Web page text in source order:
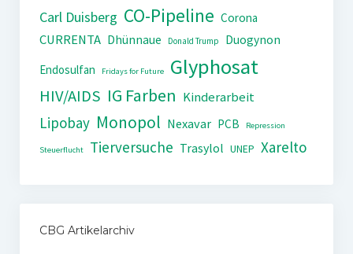
Carl Duisberg CO-Pipeline Corona
CURRENTA Dhünnaue Donald Trump
Duogynon
Endosulfan
Fridays for Future Glyphosat
HIV/AIDS IG Farben Kinderarbeit
Lipobay Monopol Nexavar PCB Repression
Steuerflucht Tierversuche Trasylol UNEP Xarelto
CBG Artikelarchiv